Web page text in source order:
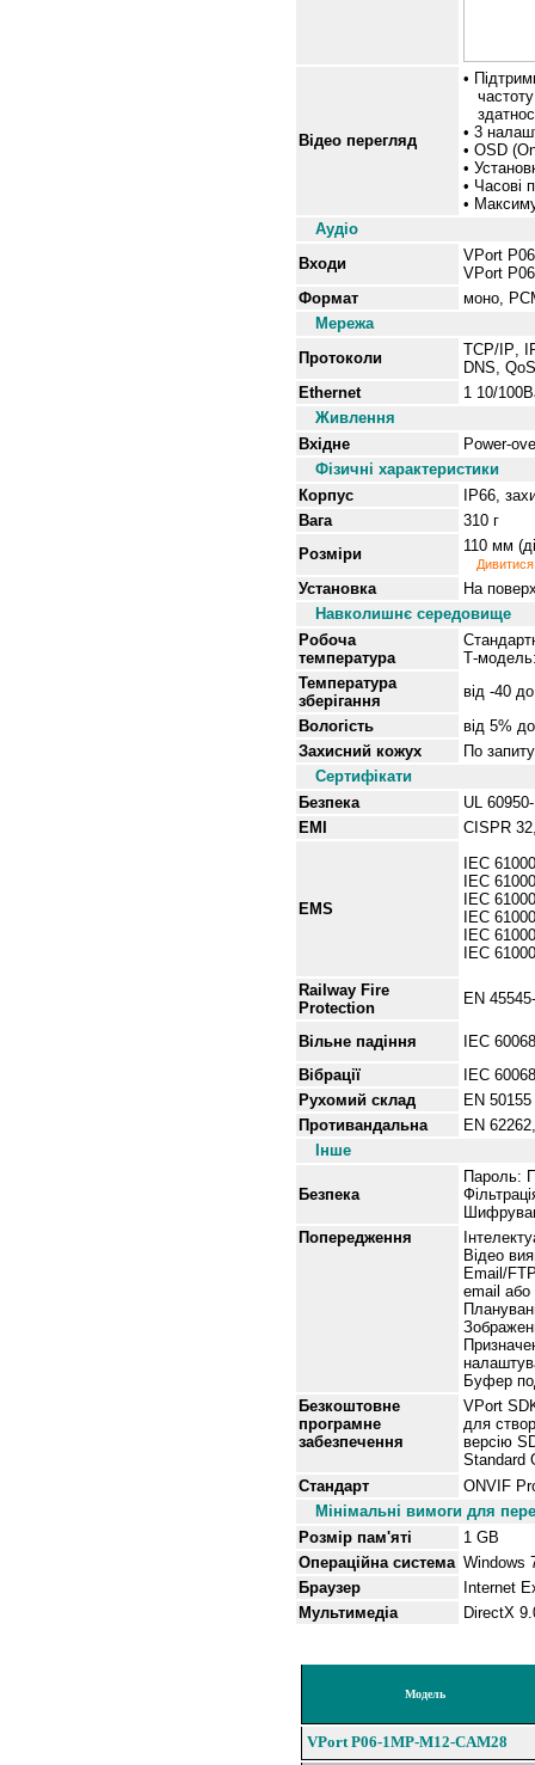
Відео перегляд
•
частоту
• 3
• OSD
•
• Часові
•
Аудіо
Входи
VPort
VPort
Формат
моно,
Мережа
Протоколи
TCP/IP,
DNS, QoS
Ethernet
1 10/
Живлення
Вхідне
Power-
Фізичні характеристики
Корпус
IP66,
Вага
310 г
Розміри
110 мм
Установка
На
Навколишнє середовище
Робоча
температура
Т-
Температура
зберігання
від -40
Вологість
від 5%
Захисний кожух
По запиту
Сертифікати
Безпека
UL
EMI
CISPR
EMS
IEC
IEC
IEC
IEC
IEC
IEC
Railway Fire
Protection
EN
Вільне падіння
IEC
Вібрації
IEC
Рухомий склад
EN 50155
Противандальна
EN
Інше
Безпека
Пароль:
Попередження
Відео
Email/
email або
Буфер
Безкоштовне
програмне
забезпечення
VPort
для
версію
Standard
Стандарт
ONVIF
Мінімальні вимоги для
Розмір пам'яті
1 GB
Операційна система Windows
Браузер
Internet
Мультимедіа
DirectX
Модель
VPort P06-1MP-M12-CAM28